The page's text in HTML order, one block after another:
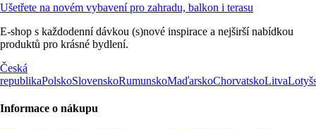
Ušetřete na novém vybavení pro zahradu, balkon i terasu
E-shop s každodenní dávkou (s)nové inspirace a nejširší nabídkou
produktů pro krásné bydlení.
Česká
republikaPolskoSlovenskoRumunskoMaďarskoChorvatskoLitva
Informace o nákupu